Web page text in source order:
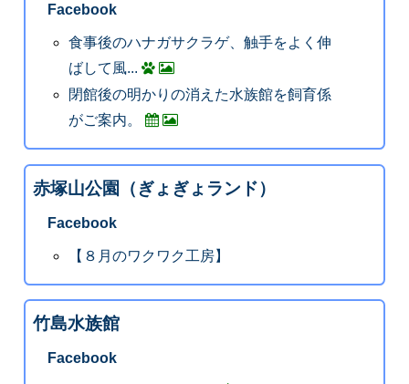
Facebook
食事後のハナガサクラゲ、触手をよく伸
ばして風...
閉館後の明かりの消えた水族館を飼育係
がご案内。
赤塚山公園（ぎょぎょランド）
Facebook
【８月のワクワク工房】
竹島水族館
Facebook